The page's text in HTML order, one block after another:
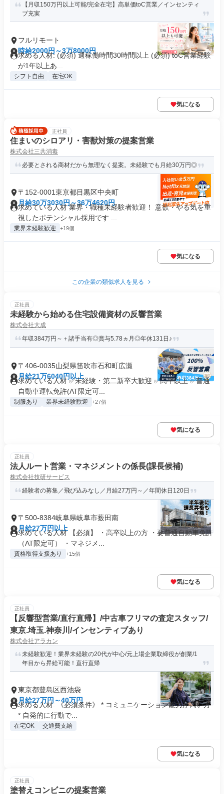
【月収150万円以上可能/完全在宅】高単価toC営業／インセンティ
ブ充実
フルリモート
時給2000円～3万8000円
求める人材: (必須) 週稼働時間30時間以上 (必須) toC営業経験
が1年以上あ...
シフト自由 在宅OK
気になる
正社員
住まいのシロアリ・害獣対策の提案営業
株式会社三共消毒
必要とされる商材だから無理なく提案。未経験でも月給30万円◎
〒152-0001東京都目黒区中央町
月給30万3030円～36万4620円
求めている人材 業界・職種未経験者歓迎！ 意欲・やる気を重
視したポテンシャル採用です ...
業界未経験歓迎 +19個
気になる
この企業の類似求人を見る
正社員
未経験から始める住宅設備資材の反響営業
株式会社大成
年収384万円～＋諸手当有◎賞与5.78ヵ月◎年休131日♪
〒406-0035山梨県笛吹市石和町広瀬
月給21万6040円以上
求めている人材 ✅未経験・第二新卒大歓迎 ✅高卒以上 ✅普通
自動車運転免許(AT限定可...
制服あり 業界未経験歓迎 +27個
気になる
正社員
法人ルート営業・マネジメントの係長(課長候補)
株式会社技研サービス
経験者の募集／飛び込みなし／月給27万円～／年間休日120日
〒500-8384岐阜県岐阜市薮田南
月給27万円以上
求めている人材 【必須】 ・高卒以上の方 ・要普通自動車免許
（AT限定可） ・マネジメ...
資格取得支援あり +15個
気になる
正社員
【反響型営業/直行直帰】/中古車フリマの査定スタッフ/
東京.埼玉.神奈川/インセンティブあり
株式会社アラカン
未経験歓迎！業界未経験の20代が中心/元上場企業取締役が創業/1
年目から昇給可能！直行直帰
東京都豊島区西池袋
月給27万円～40万円
求める人材: 《必須条件》 * コミュニケーション能力が高い方
* 自発的に行動で...
在宅OK 交通費支給
気になる
正社員
塗替えコンビニの提案営業